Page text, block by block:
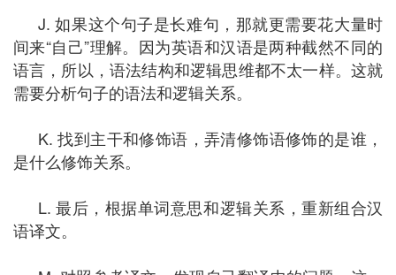
J. 如果这个句子是长难句，那就更需要花大量时
间来“自己”理解。因为英语和汉语是两种截然不同的
语言，所以，语法结构和逻辑思维都不太一样。这就
需要分析句子的语法和逻辑关系。
K. 找到主干和修饰语，弄清修饰语修饰的是谁，
是什么修饰关系。
L. 最后，根据单词意思和逻辑关系，重新组合汉
语译文。